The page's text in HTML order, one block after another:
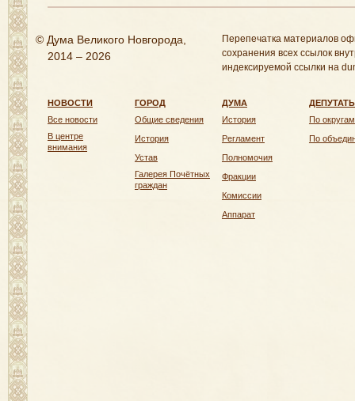
© Дума Великого Новгорода,
2014 – 2026
Перепечатка материалов
сохранения всех ссылок
индексируемой ссылки на
НОВОСТИ
Все новости
В центре
внимания
ГОРОД
Общие сведения
История
Устав
Галерея Почётных
граждан
ДУМА
История
Регламент
Полномочия
Фракции
Комиссии
Аппарат
По округам
По